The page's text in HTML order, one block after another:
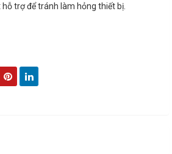
trợ để tránh làm hỏng thiết bị.